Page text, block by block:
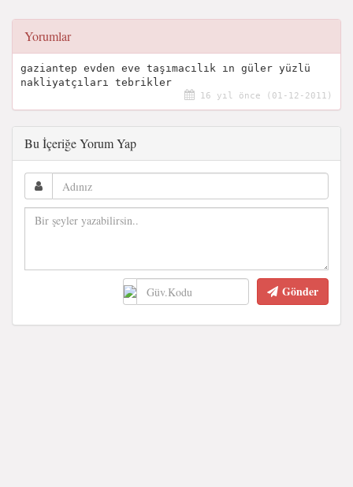
Yorumlar
gaziantep evden eve taşımacılık ın güler yüzlü
nakliyatçıları tebrikler
16 yıl önce (01-12-2011)
Bu İçeriğe Yorum Yap
Gönder